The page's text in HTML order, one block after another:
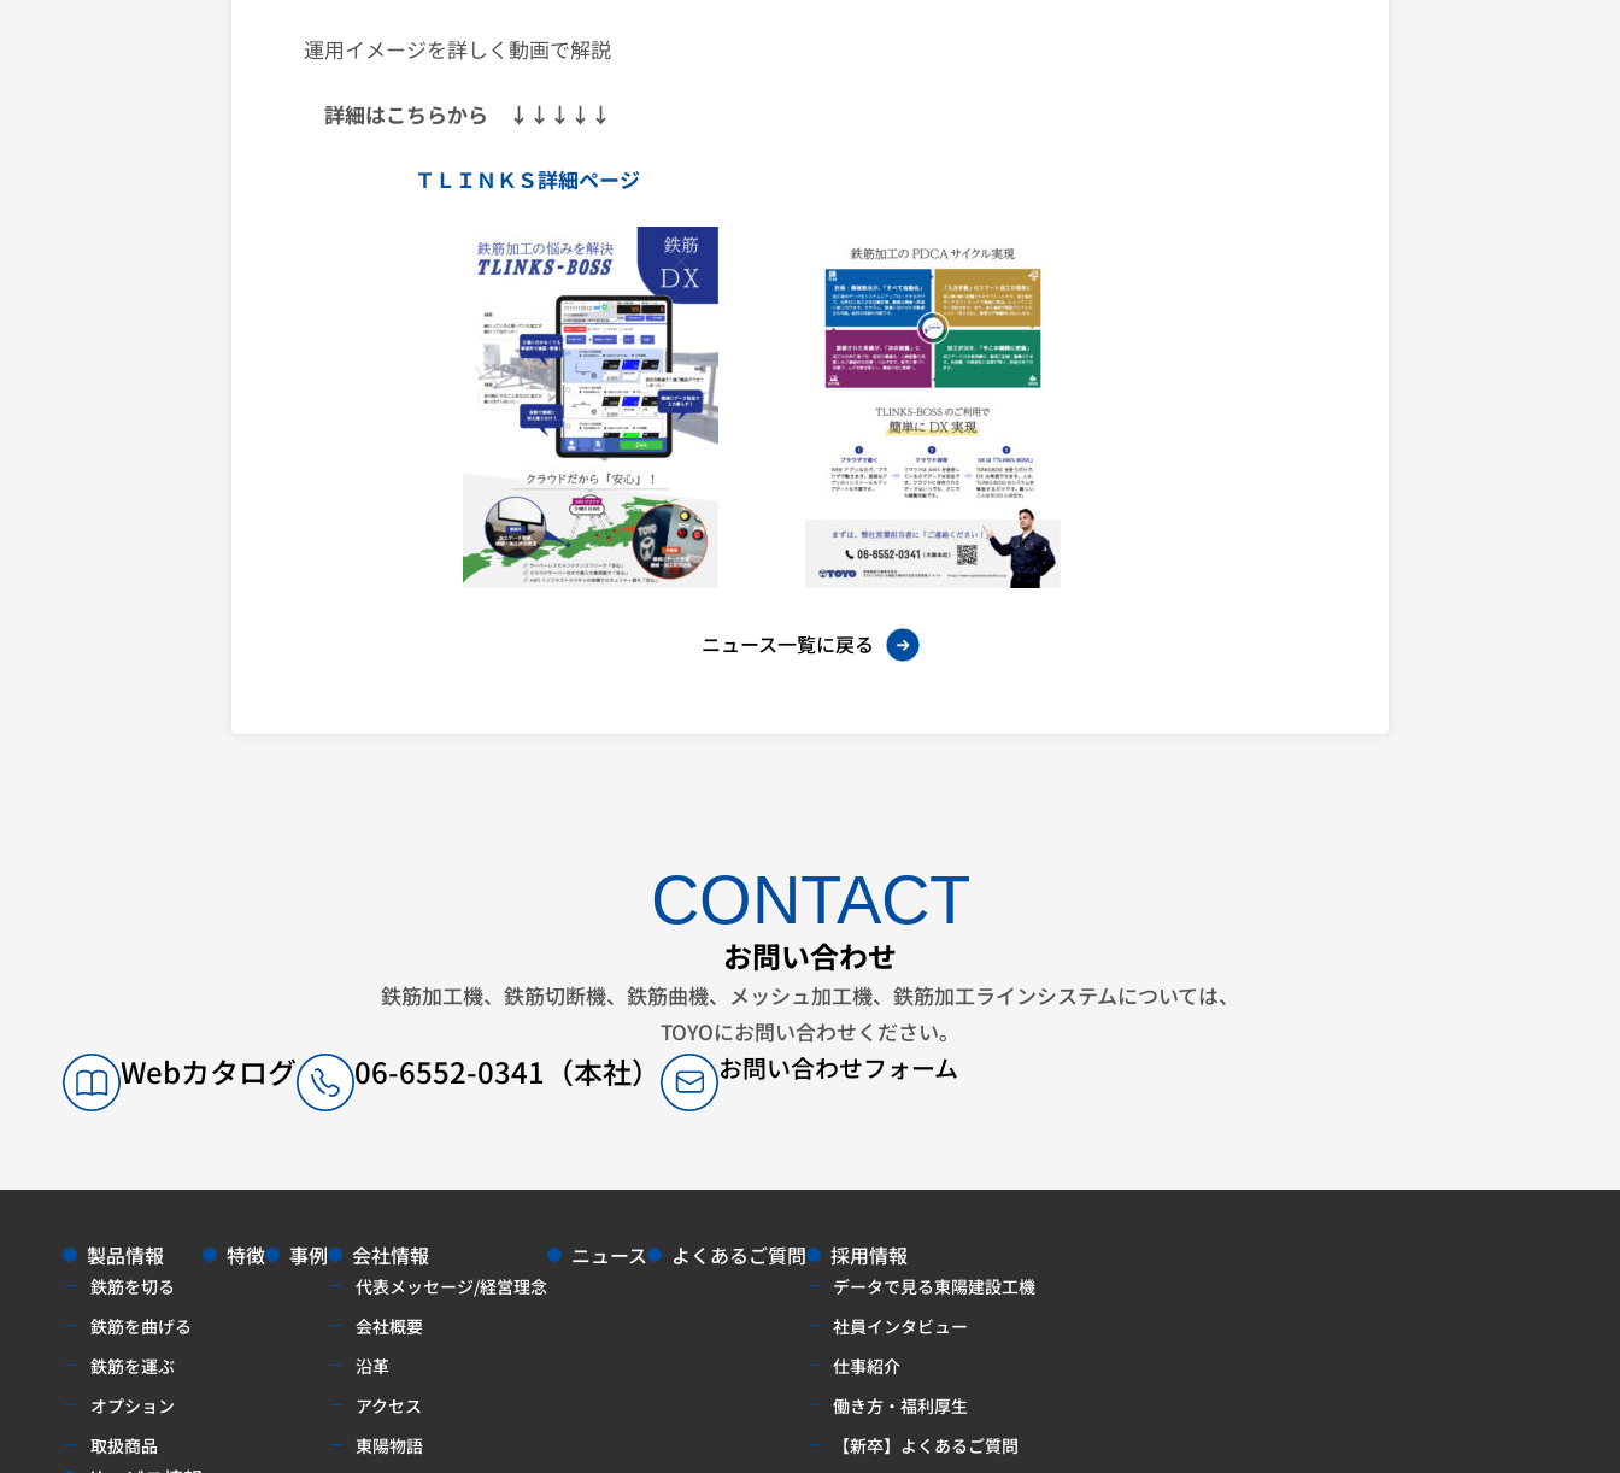
運用イメージを詳しく動画で解説
詳細はこちらから ↓↓↓↓↓
ＴＬＩＮＫＳ詳細ページ
ニュース一覧に戻る
CONTACT
お問い合わせ
鉄筋加工機、鉄筋切断機、鉄筋曲機、メッシュ加工機、鉄筋加工ラインシステムについては、
TOYOにお問い合わせください。
Webカタログ 06-6552-0341（本社） お問い合わせフォーム
製品情報
鉄筋を切る
鉄筋を曲げる
鉄筋を運ぶ
オプション
取扱商品
特徴 事例 会社情報
代表メッセージ/経営理念
会社概要
沿革
アクセス
東陽物語
ニュース よくあるご質問 採用情報
データで見る東陽建設工機
社員インタビュー
仕事紹介
働き方・福利厚生
【新卒】よくあるご質問